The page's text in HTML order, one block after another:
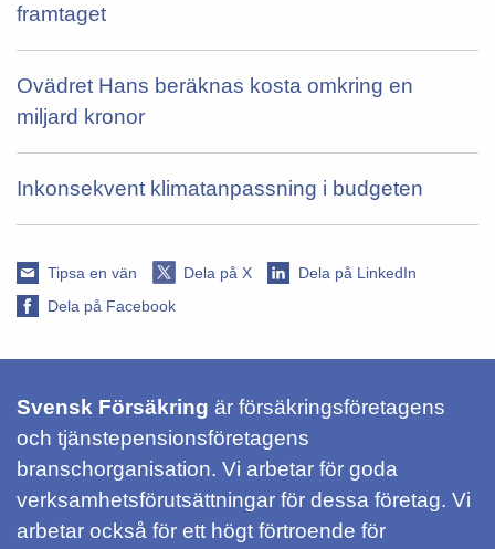
framtaget
Ovädret Hans beräknas kosta omkring en
miljard kronor
Inkonsekvent klimatanpassning i budgeten
Tipsa en vän Dela på X
Dela på LinkedIn
Dela på Facebook
Svensk Försäkring är försäkringsföretagens
och tjänstepensionsföretagens
branschorganisation. Vi arbetar för goda
verksamhetsförutsättningar för dessa företag. Vi
arbetar också för ett högt förtroende för